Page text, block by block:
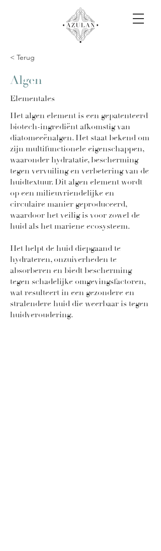
< Terug
Algen
Elementales
Het algen element is een gepatenteerd
biotech-ingrediënt afkomstig van
diatomeeënalgen. Het staat bekend om
zijn multifunctionele eigenschappen,
waaronder hydratatie, bescherming
tegen vervuiling en verbetering van de
huidtextuur. Dit algen element wordt
op een milieuvriendelijke en
circulaire manier geproduceerd,
waardoor het veilig is voor zowel de
huid als het mariene ecosysteem.
Het helpt de huid diepgaand te
hydrateren, onzuiverheden te
absorberen en biedt bescherming
tegen schadelijke omgevingsfactoren,
wat resulteert in een gezondere en
stralendere huid die weerbaar is tegen
huidveroudering.